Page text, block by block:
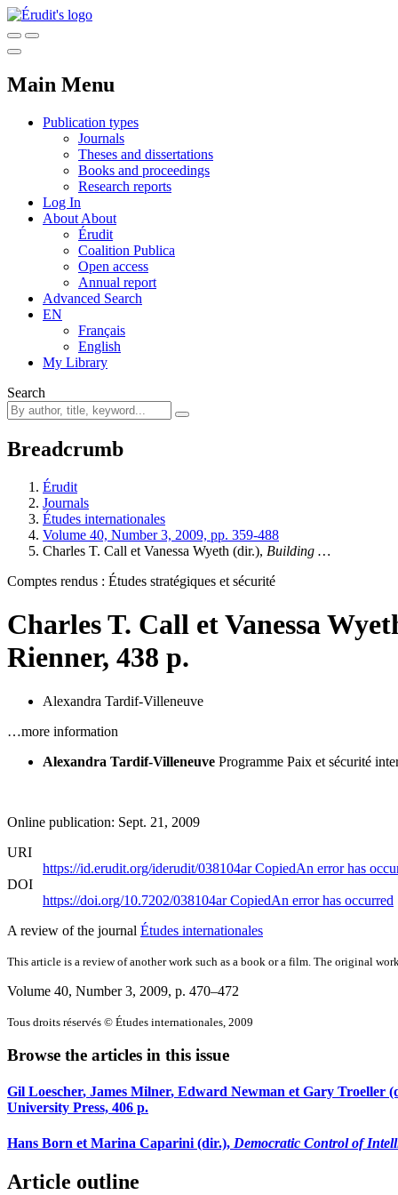
Main Menu
Publication types
Journals
Theses and dissertations
Books and proceedings
Research reports
Log In
About About
Érudit
Coalition Publica
Open access
Annual report
Advanced Search
EN
Français
English
My Library
Search
Breadcrumb
Érudit
Journals
Études internationales
Volume 40, Number 3, 2009, pp. 359-488
Charles T. Call et Vanessa Wyeth (dir.), Building …
Comptes rendus : Études stratégiques et sécurité
Charles T. Call et Vanessa W
Rienner, 438 p.
Alexandra Tardif-Villeneuve
…more information
Alexandra Tardif-Villeneuve Programme Paix et sécurité
Online publication: Sept. 21, 2009
URI
https://id.erudit.org/iderudit/038104arCopiedAn error has
DOI
https://doi.org/10.7202/038104arCopiedAn error has occurred
A review of the journal Études internationales
This article is a review of another work such as a book or a film. The original
Volume 40, Number 3, 2009, p. 470–472
Tous droits réservés © Études internationales, 2009
Browse the articles in this issue
Gil Loescher, James Milner, Edward Newman et Gary Troeller
University Press, 406 p.
Hans Born et Marina Caparini (dir.), Democratic Control of
Article outline